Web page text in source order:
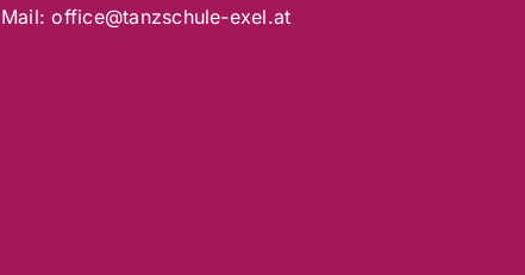
Mail:office@tanzschule-exel.at